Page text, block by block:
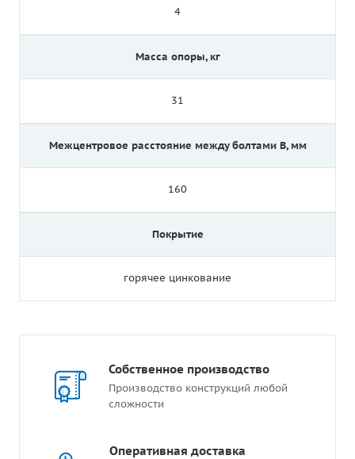
4
Масса опоры, кг
31
Межцентровое расстояние между болтами B, мм
160
Покрытие
горячее цинкование
Собственное производство
Производство конструкций любой
сложности
Оперативная доставка